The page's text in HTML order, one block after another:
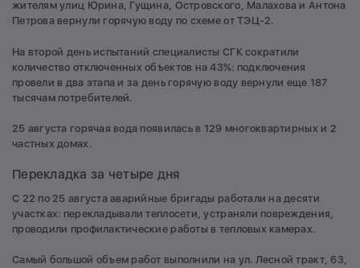
жителям улиц Юрина, Гущина, Островского, Малахова и Антона
Петрова вернули горячую воду по схеме от ТЭЦ-2.
На второй день испытаний специалисты СГК сократили
количество отключенных объектов на 43%: подключения
провели в два этапа и за день горячую воду вернули еще 187
тысячам потребителей.
25 августа горячая вода появилась в 129 многоквартирных и 2
частных домах.
Перекладка за четыре дня
С 22 по 25 августа аварийные бригады работали на десяти
участках: перекладывали теплосети, устраняли повреждения,
проводили профилактические работы в тепловых камерах.
Самый большой объем работ выполнили на ул. Лесной тракт, 63,